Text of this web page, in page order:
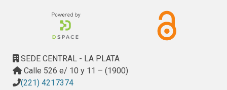
SEDE CENTRAL - LA PLATA
Calle 526 e/ 10 y 11 – (1900)
(221) 4217374